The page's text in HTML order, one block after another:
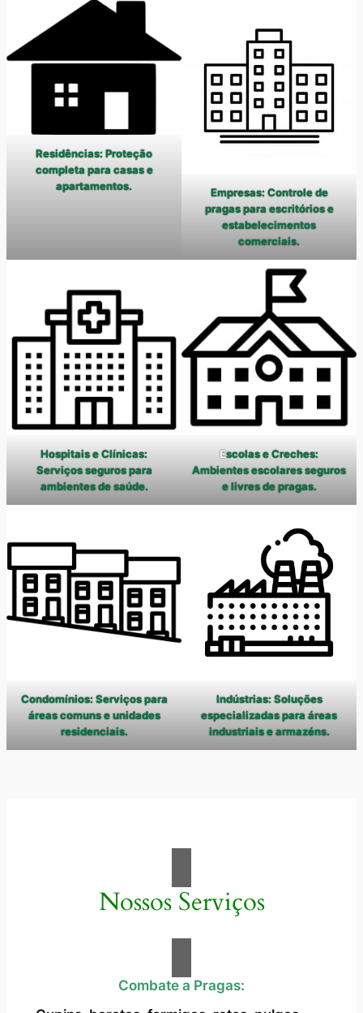
Residências: Proteção
completa para casas e
apartamentos.
Empresas: Controle de
pragas para escritórios e
estabelecimentos
comerciais.
Hospitais e Clínicas:
Serviços seguros para
ambientes de saúde.
Escolas e Creches:
Ambientes escolares seguros
e livres de pragas.
Condomínios: Serviços para
áreas comuns e unidades
residenciais.
Indústrias: Soluções
especializadas para áreas
industriais e armazéns.
Nossos Serviços
Combate a Pragas: